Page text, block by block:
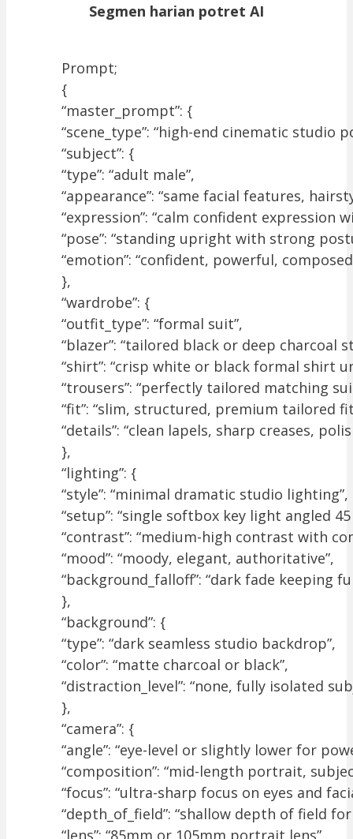
Segmen harian potret AI
Prompt;
{
“master_prompt”: {
“scene_type”: “high-end cinematic studio
“subject”: {
“type”: “adult male”,
“appearance”: “same facial features,
“expression”: “calm confident expression
“pose”: “standing upright with strong
“emotion”: “confident, powerful,
},
“wardrobe”: {
“outfit_type”: “formal suit”,
“blazer”: “tailored black or deep charcoal
“shirt”: “crisp white or black formal shirt
“trousers”: “perfectly tailored matching
“fit”: “slim, structured, premium tailored
“details”: “clean lapels, sharp creases,
},
“lighting”: {
“style”: “minimal dramatic studio lighting”,
“setup”: “single softbox key light angled
“contrast”: “medium-high contrast with
“mood”: “moody, elegant, authoritative”,
“background_falloff”: “dark fade keeping
},
“background”: {
“type”: “dark seamless studio backdrop”,
“color”: “matte charcoal or black”,
“distraction_level”: “none, fully isolated
},
“camera”: {
“angle”: “eye-level or slightly lower for
“composition”: “mid-length portrait,
“focus”: “ultra-sharp focus on eyes and
“depth_of_field”: “shallow depth of field
“lens”: “85mm or 105mm portrait lens”,